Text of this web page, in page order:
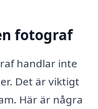
fotograf
handlar inte
Det är viktigt
Här är några